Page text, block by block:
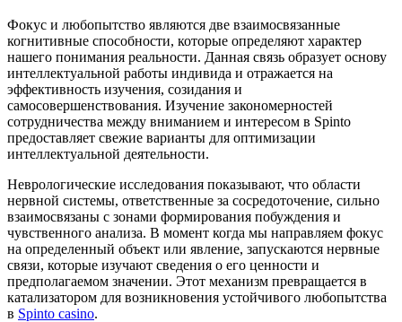
Фокус и любопытство являются две взаимосвязанные
когнитивные способности, которые определяют характер
нашего понимания реальности. Данная связь образует основу
интеллектуальной работы индивида и отражается на
эффективность изучения, созидания и
самосовершенствования. Изучение закономерностей
сотрудничества между вниманием и интересом в Spinto
предоставляет свежие варианты для оптимизации
интеллектуальной деятельности.
Неврологические исследования показывают, что области
нервной системы, ответственные за сосредоточение, сильно
взаимосвязаны с зонами формирования побуждения и
чувственного анализа. В момент когда мы направляем фокус
на определенный объект или явление, запускаются нервные
связи, которые изучают сведения о его ценности и
предполагаемом значении. Этот механизм превращается в
катализатором для возникновения устойчивого любопытства
в Spinto сasino.